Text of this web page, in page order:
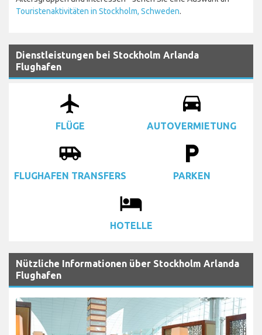
Touristenaktivitäten in Stockholm, Schweden.
Dienstleistungen bei Stockholm Arlanda
Flughafen
airplanemode_active
FLÜGE
drive_eta
AUTOVERMIETUNG
airport_shuttle
FLUGHAFEN TRANSFERS
local_parking
PARKEN
local_hotel
HOTELLE
Nützliche Informationen über Stockholm Arlanda
Flughafen